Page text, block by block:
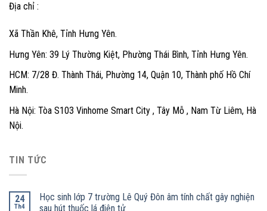
Địa chỉ :
Xã Thần Khê, Tỉnh Hưng Yên.
Hưng Yên: 39 Lý Thường Kiệt, Phường Thái Bình, Tỉnh Hưng Yên.
HCM: 7/28 Đ. Thành Thái, Phường 14, Quận 10, Thành phố Hồ Chí
Minh.
Hà Nội: Tòa S103 Vinhome Smart City , Tây Mỗ , Nam Từ Liêm, Hà
Nội.
TIN TỨC
24
Th4
Học sinh lớp 7 trường Lê Quý Đôn âm tính chất gây nghiện
sau hút thuốc lá điện tử